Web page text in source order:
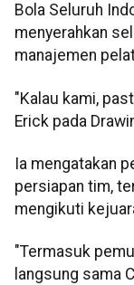
Bola Seluruh
menyerahkan
manajemen
"Kalau kami,
Erick pada
Ia mengatakan
persiapan tim,
mengikuti
"Termasuk
langsung sama